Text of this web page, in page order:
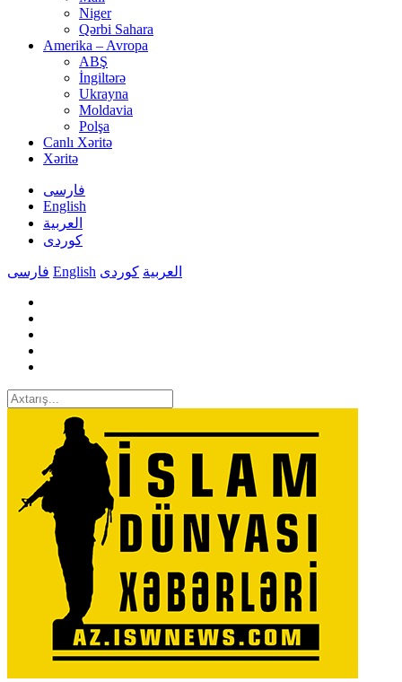
Niger
Qərbi Sahara
Amerika – Avropa
ABŞ
İngiltərə
Ukrayna
Moldavia
Polşa
Canlı Xəritə
Xəritə
فارسی
English
العربیة
کوردی
فارسی English العربیة کوردی